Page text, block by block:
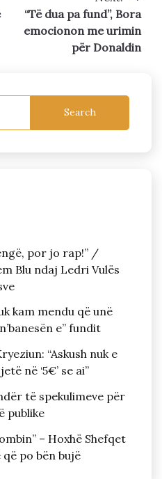
“Të dua pa fund”, Bora
emocionon me urimin
për Donaldin
Search
por jo rap!” /
Blu ndaj Ledri Vulës
kam mendu që unë
e” fundit
“Askush nuk e
në ‘5€’ se ai”
të spekulimeve për
publike
– Hoxhë Shefqet
po bën bujë